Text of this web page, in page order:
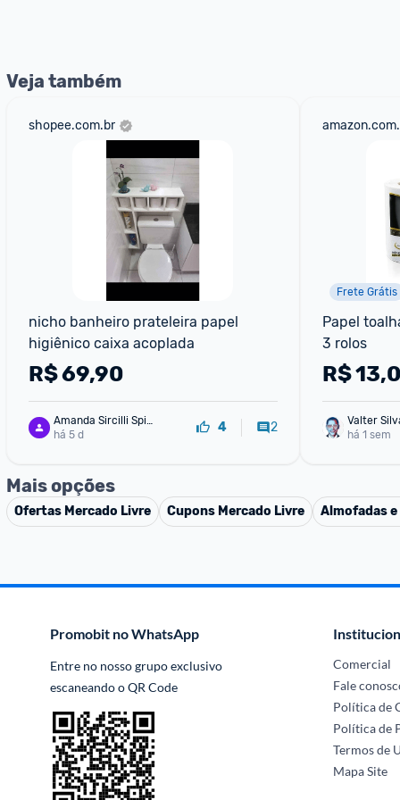
Veja também
shopee.com.br
nicho banheiro prateleira papel
higiênico caixa acoplada
R$69,90
Amanda Sircilli Spin
ella
há 5 d 4 2
Frete Grátis
Papel
3 rolos
R$
Valter
há 1 sem
Mais opções
Ofertas Mercado Livre Cupons Mercado Livre Almofadas e
Promobit no WhatsApp
Entre no nosso grupo exclusivo
escaneando o QR Code
Comercial
Fale
Política de
Política de
Termos de
Mapa Site